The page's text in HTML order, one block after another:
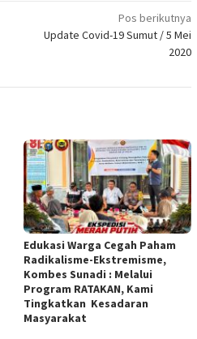
Pos berikutnya
Update Covid-19 Sumut / 5 Mei
2020
Edukasi Warga Cegah Paham
Radikalisme-Ekstremisme,
Kombes Sunadi : Melalui
Program RATAKAN, Kami
Tingkatkan Kesadaran
Masyarakat